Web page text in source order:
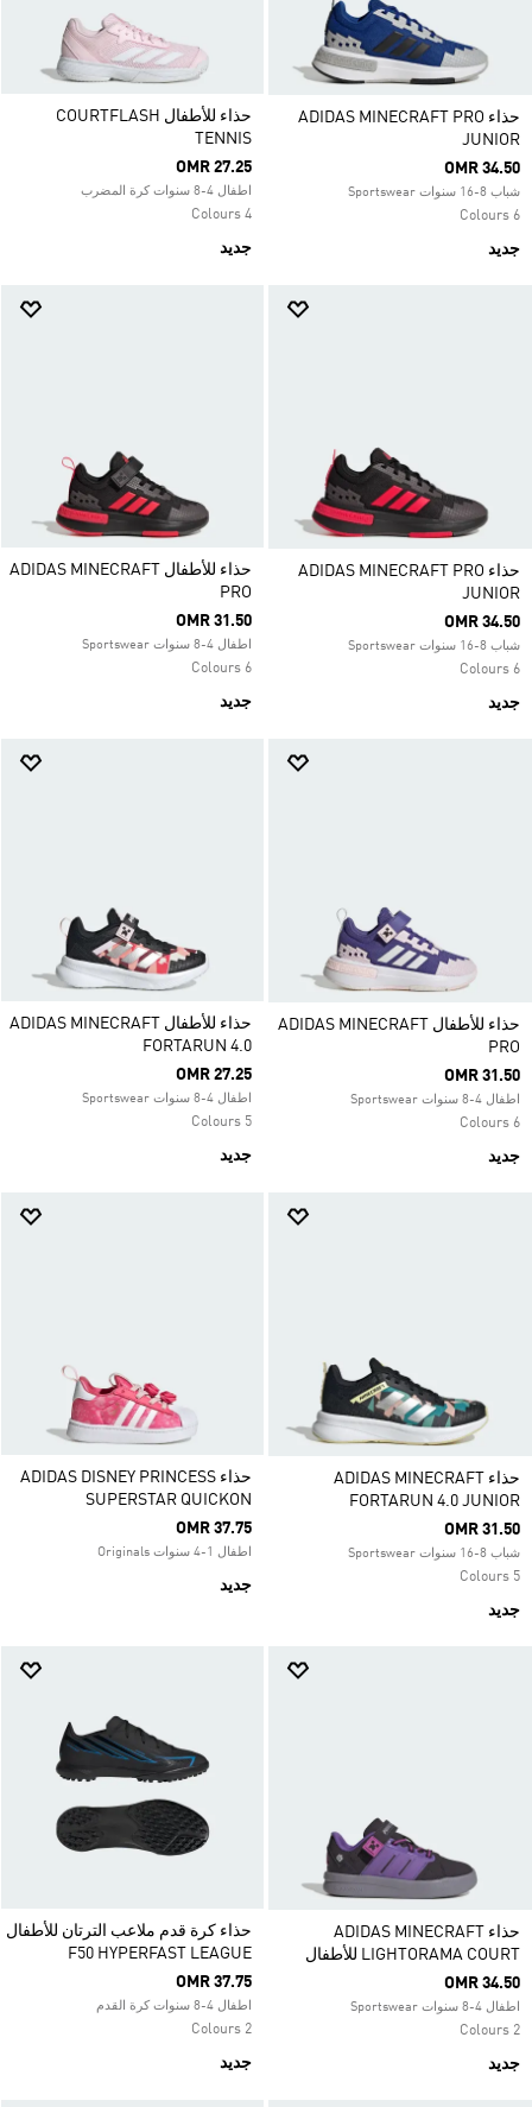
حذاء ADIDAS MINECRAFT PRO
JUNIOR
OMR 34.50
شباب 8-16 سنوات Sportswear
6 Colours
جديد
حذاء للأطفال COURTFLASH
TENNIS
OMR 27.25
اطفال 4-8 سنوات كرة المضرب
4 Colours
جديد
حذاء ADIDAS MINECRAFT PRO
JUNIOR
OMR 34.50
شباب 8-16 سنوات Sportswear
6 Colours
جديد
حذاء للأطفال ADIDAS MINECRAFT
PRO
OMR 31.50
اطفال 4-8 سنوات Sportswear
6 Colours
جديد
حذاء للأطفال ADIDAS MINECRAFT
PRO
OMR 31.50
اطفال 4-8 سنوات Sportswear
6 Colours
جديد
حذاء للأطفال ADIDAS MINECRAFT
FORTARUN 4.0
OMR 27.25
اطفال 4-8 سنوات Sportswear
5 Colours
جديد
حذاء ADIDAS MINECRAFT
FORTARUN 4.0 JUNIOR
OMR 31.50
شباب 8-16 سنوات Sportswear
5 Colours
جديد
حذاء ADIDAS DISNEY PRINCESS
SUPERSTAR QUICKON
OMR 37.75
اطفال 1-4 سنوات Originals
جديد
حذاء ADIDAS MINECRAFT
LIGHTORAMA COURT للأطفال
OMR 34.50
اطفال 4-8 سنوات Sportswear
2 Colours
جديد
حذاء كرة قدم ملاعب الترتان للأطفال
F50 HYPERFAST LEAGUE
OMR 37.75
اطفال 4-8 سنوات كرة القدم
2 Colours
جديد